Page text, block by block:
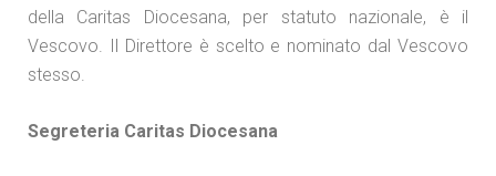
della Caritas Diocesana, per statuto nazionale, è il
Vescovo. Il Direttore è scelto e nominato dal Vescovo
stesso.
Segreteria Caritas Diocesana